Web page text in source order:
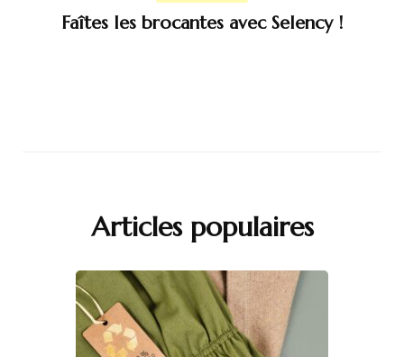
Faîtes les brocantes avec Selency !
Articles populaires